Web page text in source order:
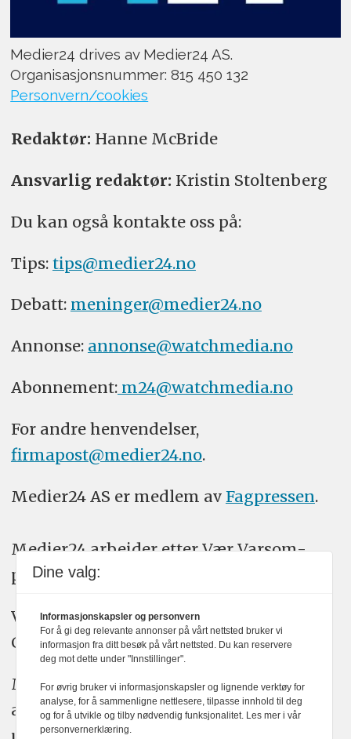
Medier24 drives av Medier24 AS.
Organisasjonsnummer: 815 450 132
Personvern/cookies
Redaktør: Hanne McBride
Ansvarlig redaktør: Kristin Stoltenberg
Du kan også kontakte oss på:
Tips: tips@medier24.no
Debatt: meninger@medier24.no
Annonse: annonse@watchmedia.no
Abonnement:m24@watchmedia.no
For andre henvendelser,
firmapost@medier24.no.
Medier24 AS er medlem av Fagpressen.
Medier24 arbeider etter Vær Varsom-
plakatens regler for god presseskikk.
Vi bruker KI-verktøy som ChatGPT,
Claude, og Gemini i journalistikken vår.
Medier24s redaksjon har alltid det fulle
ansvar for publisert innhold, med eller
Dine valg:
Informasjonskapsler og personvern
For å gi deg relevante annonser på vårt nettsted bruker vi
informasjon fra ditt besøk på vårt nettsted. Du kan reservere
deg mot dette under "Innstillinger".
For øvrig bruker vi informasjonskapsler og lignende verktøy for
analyse, for å sammenligne nettlesere, tilpasse innhold til deg
og for å utvikle og tilby nødvendig funksjonalitet. Les mer i vår
personvernerklæring.